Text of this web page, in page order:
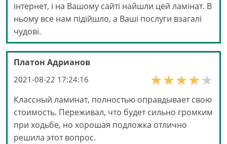
інтернет, і на Вашому сайті найшли цей ламінат. В
ньому все нам підійшло, а Ваші послуги взагалі
чудові.
Платон Адрианов
2021-08-22 17:24:16
Классный ламинат, полностью оправдывает свою
стоимость. Переживал, что будет сильно громким
при ходьбе, но хорошая подложка отлично
решила этот вопрос.